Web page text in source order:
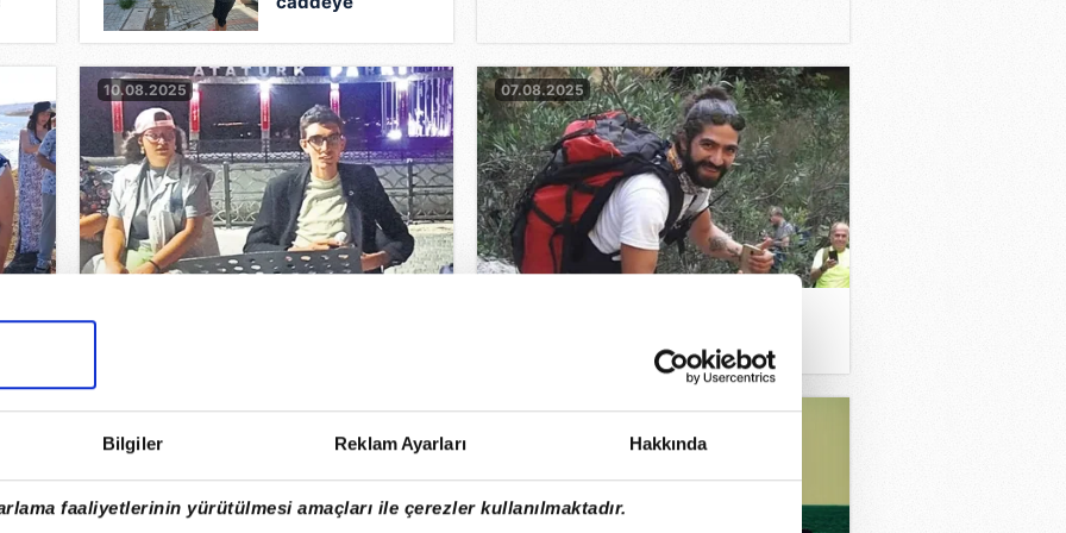
Bilgiler Reklam Ayarları Hakkında
faaliyetlerinin yürütülmesi amaçları ile çerezler kullanılmaktadır.
10.08.2025 07.08.2025